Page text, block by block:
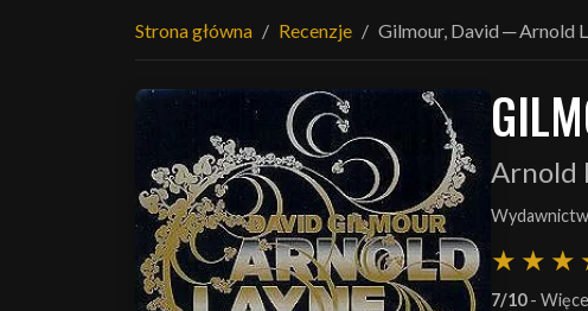
Strona główna Recenzje Gilmour, David ─ Arnold
Arnold
7/10-